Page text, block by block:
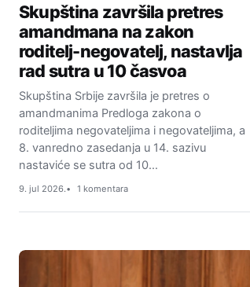
Skupština završila pretres
amandmana na zakon
roditelj-negovatelj, nastavlja
rad sutra u 10 časvoa
Skupština Srbije završila je pretres o
amandmanima Predloga zakona o
roditeljima negovateljima i negovateljima, a
8. vanredno zasedanja u 14. sazivu
nastaviće se sutra od 10…
9. jul 2026. 1 komentara